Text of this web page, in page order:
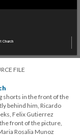
FILE
shorts in the front of the
behind him, Ricardo
Felix Gutierrez
front of the picture,
Rosalia Munoz